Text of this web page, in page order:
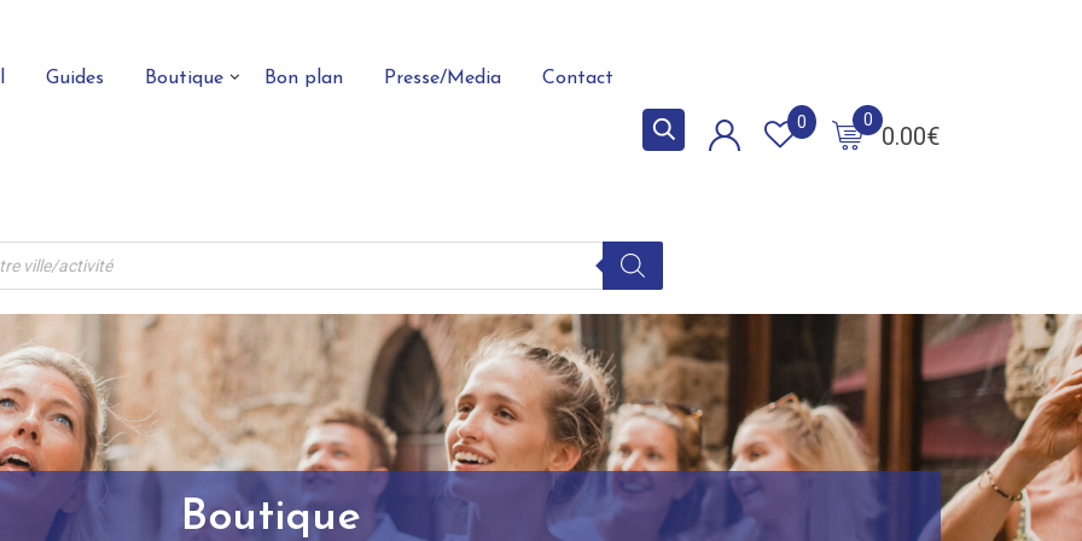
Guides Boutique Bon plan Presse/Media Contact
0.00€
0
0
Boutique